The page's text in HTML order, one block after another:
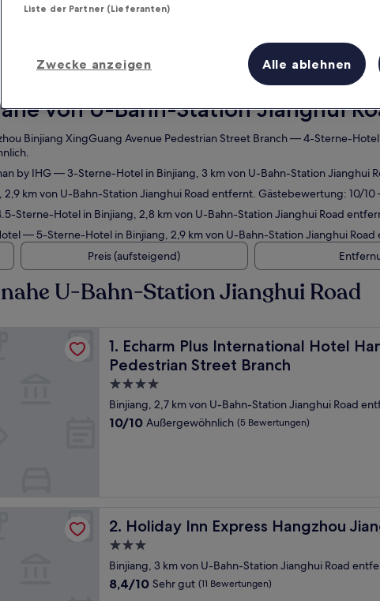
Morgen
Nächstes
14. Aug. -
von U-Bahn-Station Jianghui
Binjiang XingGuang Avenue Pedestrian Street Branch— 4-Sterne-Hotel
by IHG— 3-Sterne-Hotel in Binjiang, 3 km von U-Bahn-Station Jianghui
km von U-Bahn-Station Jianghui Road entfernt. Gästebewertung: 10/
Sterne-Hotel in Binjiang, 2,8 km von U-Bahn-Station Jianghui Road
— 5-Sterne-Hotel in Binjiang, 2,9 km von U-Bahn-Station Jianghui
Preis (aufsteigend)
U-Bahn-Station Jianghui Road
1. Echarm Plus International Hotel
Pedestrian Street Branch
Echarm Plus International Hotel Hangzhou
4.0-
Sterne-
Unterkunft
Binjiang, 2,7 km von U-Bahn-Station Jianghui Road
10.0
10/10 Außergewöhnlich (5 Bewertungen)
Binjiang XingGuang Avenue Pedestrian Street Branch
2. Holiday Inn Express Hangzhou
Holiday Inn Express Hangzhou Jiangnan by IHG
3.0-
Sterne-
Unterkunft
Binjiang, 3 km von U-Bahn-Station Jianghui Road
8.4
8,4/10 Sehr gut (11 Bewertungen)
Liste der Partner (Lieferanten)
Zwecke anzeigen Alle ablehnen